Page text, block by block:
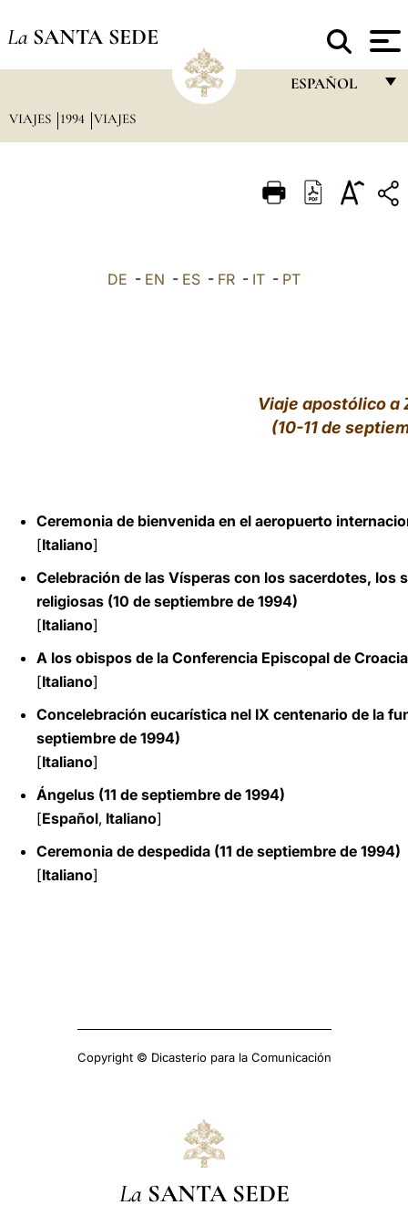
La SANTA SEDE
ESPAÑOL
ITALIANO
中文
LATINE
VIAJES 1994 VIAJES
DE - EN - ES - FR - IT - PT
Viaje apostólico a
(10-11 de
Ceremonia de bienvenida en el aeropuerto
[Italiano]
Celebración de las Vísperas con los sacerdotes, los
religiosas (10 de septiembre de 1994)
[Italiano]
A los obispos de la Conferencia Episcopal de
[Italiano]
Concelebración eucarística nel IX centenario de la
septiembre de 1994)
[Italiano]
Ángelus (11 de septiembre de 1994)
[Español, Italiano]
Ceremonia de despedida (11 de septiembre de 1994)
[Italiano]
Copyright © Dicasterio para la Comunicación
La SANTA SEDE